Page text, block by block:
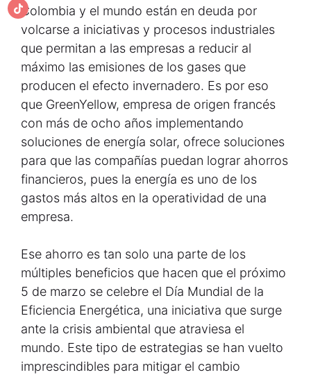
Colombia y el mundo están en deuda por
volcarse a iniciativas y procesos industriales
que permitan a las empresas a reducir al
máximo las emisiones de los gases que
producen el efecto invernadero. Es por eso
que GreenYellow, empresa de origen francés
con más de ocho años implementando
soluciones de energía solar, ofrece soluciones
para que las compañías puedan lograr ahorros
financieros, pues la energía es uno de los
gastos más altos en la operatividad de una
empresa.
Ese ahorro es tan solo una parte de los
múltiples beneficios que hacen que el próximo
5 de marzo se celebre el Día Mundial de la
Eficiencia Energética, una iniciativa que surge
ante la crisis ambiental que atraviesa el
mundo. Este tipo de estrategias se han vuelto
imprescindibles para mitigar el cambio